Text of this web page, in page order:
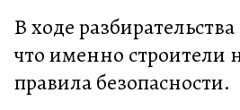
В ходе
что именно строители
правила безопасности.